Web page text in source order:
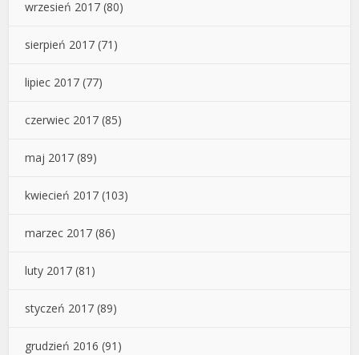
wrzesień 2017 (80)
sierpień 2017 (71)
lipiec 2017 (77)
czerwiec 2017 (85)
maj 2017 (89)
kwiecień 2017 (103)
marzec 2017 (86)
luty 2017 (81)
styczeń 2017 (89)
grudzień 2016 (91)